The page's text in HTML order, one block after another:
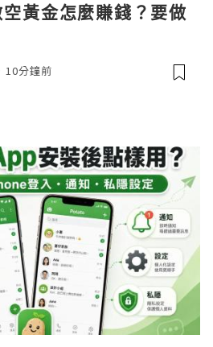
空黃金怎麼賺錢？要做
10分鐘前